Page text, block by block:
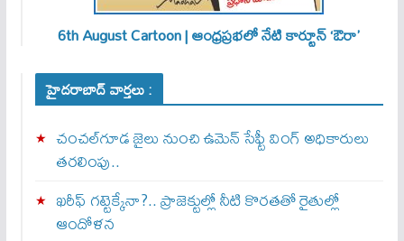
6th August Cartoon | ఆంధ్రప్రభలో నేటి కార్టూన్ ‘ఔరా’
హైదరాబాద్ వార్తలు :
చంచల్‌గూడ జైలు నుంచి ఉమెన్ సేఫ్టీ వింగ్ అధికారులు
తరలింపు..
ఖరీఫ్ గట్టెక్కేనా?.. ప్రాజెక్టుల్లో నీటి కొరతతో రైతుల్లో
ఆందోళన